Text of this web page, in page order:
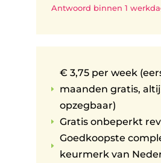
Antwoord binnen 1
E
€ 3,75 per week
maanden gratis,
opzegbaar)
E Gratis onbeperkt
E
Goedkoopste
keurmerk van